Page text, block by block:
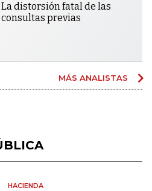
La distorsión fatal de las
consultas previas
MÁS ANALISTAS
HACIENDA